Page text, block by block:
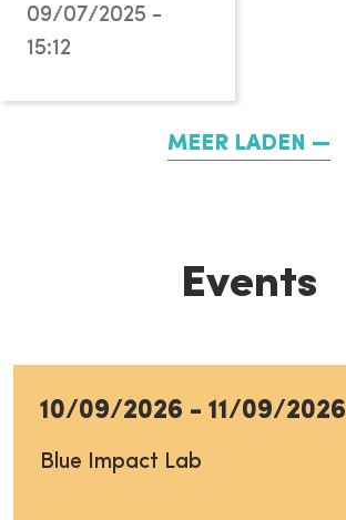
09/07/2025 -
15:12
MEER LADEN
Events
10/09/2026 - 11/09/2026
Blue Impact Lab